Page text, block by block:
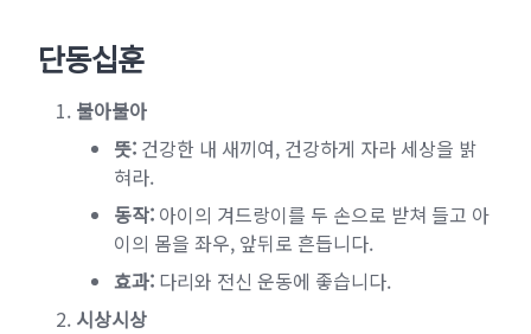
단동십훈
불아불아
뜻: 건강한 내 새끼여, 건강하게 자라 세상을 밝
혀라.
동작: 아이의 겨드랑이를 두 손으로 받쳐 들고 아
이의 몸을 좌우, 앞뒤로 흔듭니다.
효과: 다리와 전신 운동에 좋습니다.
시상시상